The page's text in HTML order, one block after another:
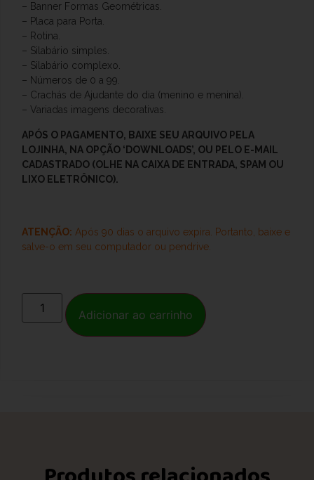
– Banner Formas Geométricas.
– Placa para Porta.
– Rotina.
– Silabário simples.
– Silabário complexo.
– Números de 0 a 99.
– Crachás de Ajudante do dia (menino e menina).
– Variadas imagens decorativas.
APÓS O PAGAMENTO, BAIXE SEU ARQUIVO PELA
LOJINHA, NA OPÇÃO ‘DOWNLOADS’, OU PELO E-MAIL
CADASTRADO (OLHE NA CAIXA DE ENTRADA, SPAM OU
LIXO ELETRÔNICO).
ATENÇÃO: Após 90 dias o arquivo expira. Portanto, baixe e
salve-o em seu computador ou pendrive.
Adicionar ao carrinho